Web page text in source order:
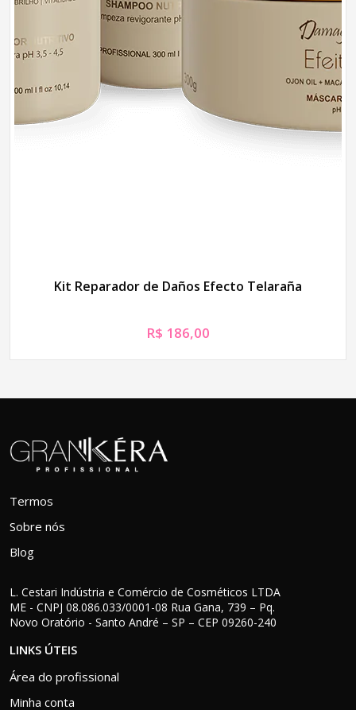
Kit Reparador de Daños Efecto Telaraña
R$ 186,00
Termos
Sobre nós
Blog
L. Cestari Indústria e Comércio de Cosméticos LTDA
ME - CNPJ 08.086.033/0001-08 Rua Gana, 739 – Pq.
Novo Oratório - Santo André – SP – CEP 09260-240
LINKS ÚTEIS
Área do profissional
Minha conta